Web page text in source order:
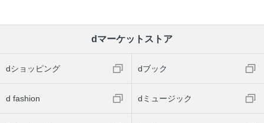
dマーケットストア
dショッピング dブック
d fashion dミュージック